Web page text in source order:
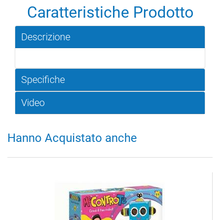
Caratteristiche Prodotto
Descrizione
Specifiche
Video
Hanno Acquistato anche